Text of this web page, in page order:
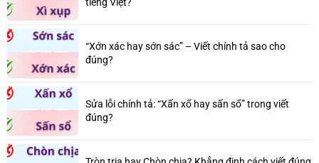
tiếng Việt?
“Xớn xác hay sớn sác” – Viết chính tả sao cho
đúng?
Sửa lỗi chính tả: “Xấn xổ hay sấn sổ” trong viết
đúng?